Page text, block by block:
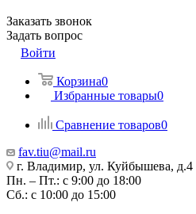
Заказать звонок
Задать вопрос
Войти
Корзина0
Избранные товары0
Сравнение товаров0
fav.tiu@mail.ru
г. Владимир, ул. Куйбышева, д.4
Пн. – Пт.: с 9:00 до 18:00
Сб.: с 10:00 до 15:00